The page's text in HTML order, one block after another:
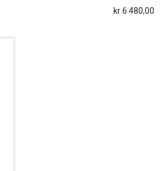
kr6 480,00